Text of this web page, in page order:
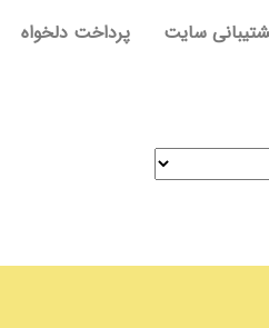
سایت پرداخت دلخواه